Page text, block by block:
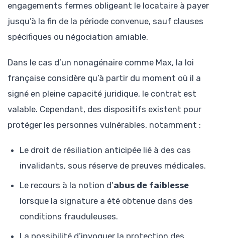
engagements fermes obligeant le locataire à payer
jusqu’à la fin de la période convenue, sauf clauses
spécifiques ou négociation amiable.
Dans le cas d’un nonagénaire comme Max, la loi
française considère qu’à partir du moment où il a
signé en pleine capacité juridique, le contrat est
valable. Cependant, des dispositifs existent pour
protéger les personnes vulnérables, notamment :
Le droit de résiliation anticipée lié à des cas
invalidants, sous réserve de preuves médicales.
Le recours à la notion d’abus de faiblesse
lorsque la signature a été obtenue dans des
conditions frauduleuses.
La possibilité d’invoquer la protection des